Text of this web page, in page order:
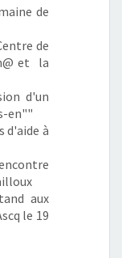
de
de
et la
d'un
en""
à
aux
le 19